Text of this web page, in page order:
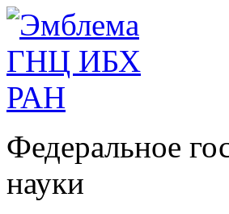
Федеральное
науки